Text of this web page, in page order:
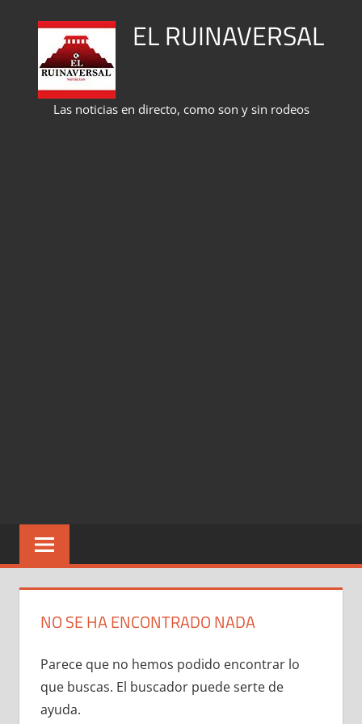
contenido
EL RUINAVERSAL
Las noticias en directo, como son y sin rodeos
NO SE HA ENCONTRADO NADA
Parece que no hemos podido encontrar lo
que buscas. El buscador puede serte de
ayuda.